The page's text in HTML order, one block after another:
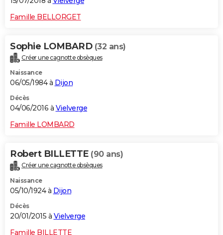
Famille BELLORGET
Sophie LOMBARD (32 ans)
Créer une cagnotte obsèques
Naissance
06/05/1984 à Dijon
Décès
04/06/2016 à Vielverge
Famille LOMBARD
Robert BILLETTE (90 ans)
Créer une cagnotte obsèques
Naissance
05/10/1924 à Dijon
Décès
20/01/2015 à Vielverge
Famille BILLETTE